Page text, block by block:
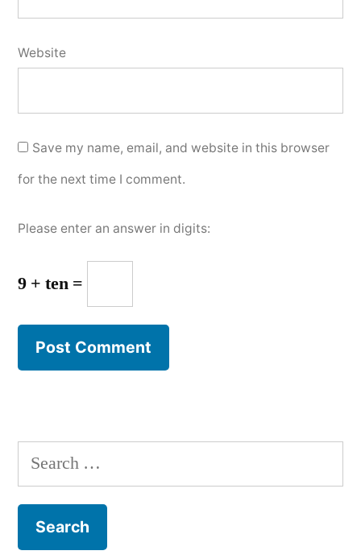
Website
Save my name, email, and website in this browser
for the next time I comment.
Please enter an answer in digits:
9 + ten =
Search
for: